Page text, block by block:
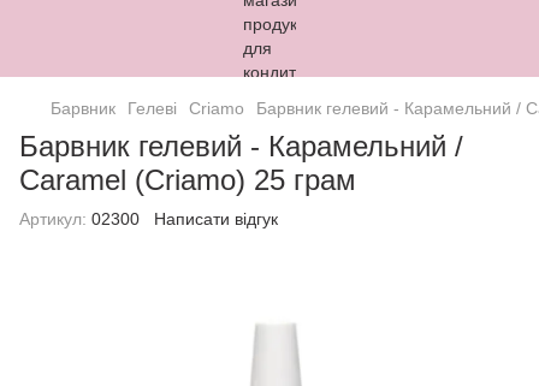
Барвник Гелеві Criamo Барвник гелевий - Карамельний /
Барвник гелевий - Карамельний /
Caramel (Criamo) 25 грам
Артикул: 02300 Написати відгук